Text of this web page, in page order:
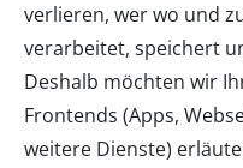
verlieren, wer wo und
verarbeitet, speichert
Deshalb möchten wir
Frontends (Apps,
weitere Dienste)